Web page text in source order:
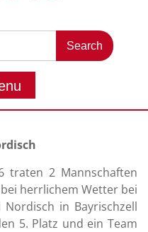
traten 2 Mannschaften
herrlichem Wetter bei
in Bayrischzell
5. Platz und ein Team